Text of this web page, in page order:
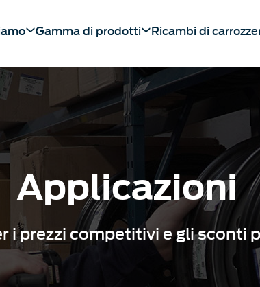
Gamma di prodotti Ricambi di
Applicazioni
i prezzi competitivi e gli sconti